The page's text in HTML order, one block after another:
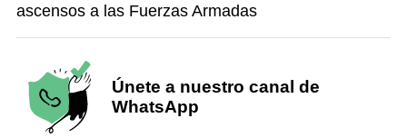
ascensos a las Fuerzas Armadas
Únete a nuestro canal de
WhatsApp